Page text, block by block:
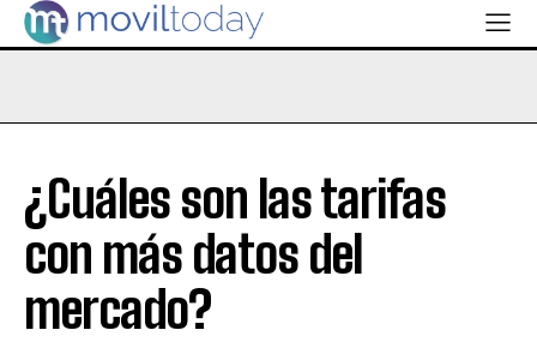
¿Cuáles son las tarifas
con más datos del
mercado?